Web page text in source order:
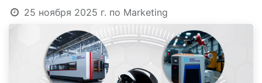
25 ноября 2025 г. по Marketing